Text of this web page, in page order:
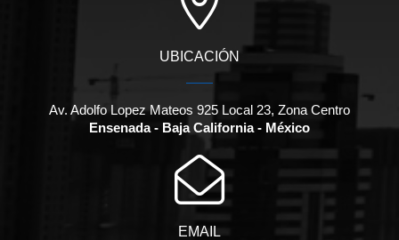
UBICACIÓN
Av. Adolfo Lopez Mateos 925 Local 23, Zona Centro
Ensenada - Baja California - México
EMAIL